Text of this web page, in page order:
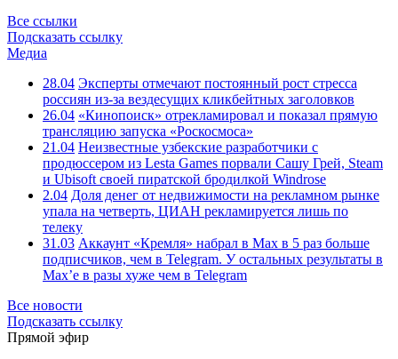
Все ссылки
Подсказать ссылку
Медиа
28.04 Эксперты отмечают постоянный рост стресса
россиян из-за вездесущих кликбейтных заголовков
26.04 «Кинопоиск» отрекламировал и показал прямую
трансляцию запуска «Роскосмоса»
21.04 Неизвестные узбекские разработчики с
продюссером из Lesta Games порвали Сашу Грей, Steam
и Ubisoft своей пиратской бродилкой Windrose
2.04 Доля денег от недвижимости на рекламном рынке
упала на четверть, ЦИАН рекламируется лишь по
телеку
31.03 Аккаунт «Кремля» набрал в Max в 5 раз больше
подписчиков, чем в Telegram. У остальных результаты в
Max’е в разы хуже чем в Telegram
Все новости
Подсказать ссылку
Прямой эфир